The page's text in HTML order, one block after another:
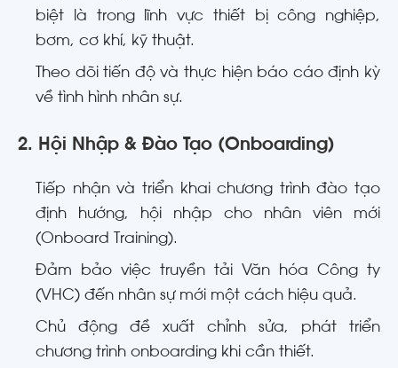
biệt là trong lĩnh vực thiết bị công nghiệp,
bơm, cơ khí, kỹ thuật.
Theo dõi tiến độ và thực hiện báo cáo định kỳ
về tình hình nhân sự.
2. Hội Nhập & Đào Tạo (Onboarding)
Tiếp nhận và triển khai chương trình đào tạo
định hướng, hội nhập cho nhân viên mới
(Onboard Training).
Đảm bảo việc truyền tải Văn hóa Công ty
(VHC) đến nhân sự mới một cách hiệu quả.
Chủ động đề xuất chỉnh sửa, phát triển
chương trình onboarding khi cần thiết.